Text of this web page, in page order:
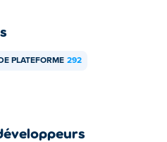
Poki.
PLATEFORME 292